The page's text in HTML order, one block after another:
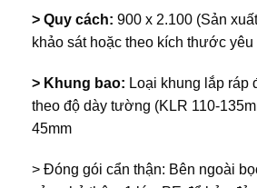
> Quy cách: 900 x 2.100 (Sản
khảo sát hoặc theo kích thước yêu
> Khung bao: Loại khung lắp ráp
theo độ dày tường (KLR 110-
45mm
> Đóng gói cẩn thận: Bên ngoài